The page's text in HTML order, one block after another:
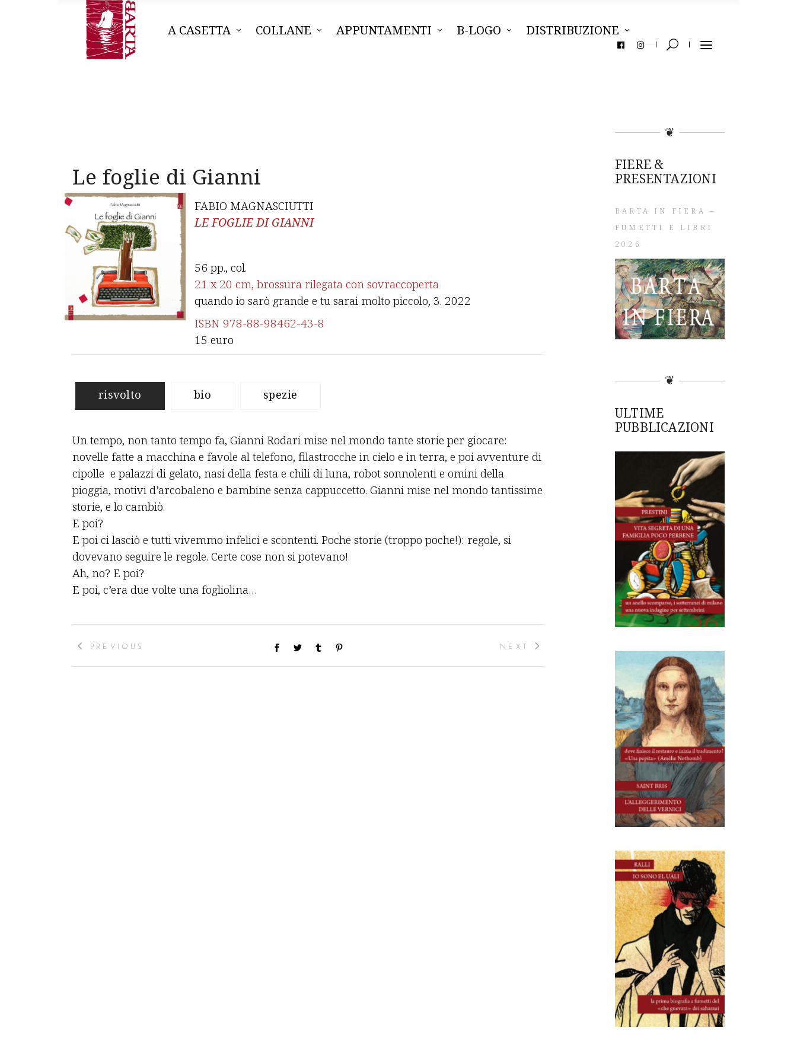
A CASETTA COLLANE APPUNTAMENTI B-LOGO DISTRIBUZIONE
Le foglie di Gianni
FABIO MAGNASCIUTTI
LE FOGLIE DI GIANNI
56 pp., col.
21 x 20 cm,brossura rilegata con sovraccoperta
quando io sarò grande e tu sarai molto piccolo, 3. 2022
ISBN 978-88-98462-43-8
15 euro
risvolto bio spezie
Un tempo, non tanto tempo fa, Gianni Rodari mise nel mondo tante storie per giocare:
novelle fatte a macchina e favole al telefono, filastrocche in cielo e in terra, e poi avventure di
cipolle e palazzi di gelato, nasi della festa e chili di luna, robot sonnolenti e omini della
pioggia, motivi d’arcobaleno e bambine senza cappuccetto. Gianni mise nel mondo tantissime
storie, e lo cambiò.
E poi?
E poi ci lasciò e tutti vivemmo infelici e scontenti. Poche storie (troppo poche!): regole, si
dovevano seguire le regole. Certe cose non si potevano!
Ah, no? E poi?
E poi, c’era due volte una fogliolina…
PREVIOUS NEXT
❦
FIERE &
PRESENTAZIONI
BARTA IN FIERA –
FUMETTI E LIBRI
2026
❦
ULTIME
PUBBLICAZIONI